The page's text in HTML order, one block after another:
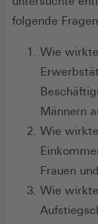
folgende
Wie
Männern
Wie
Frauen
Wie